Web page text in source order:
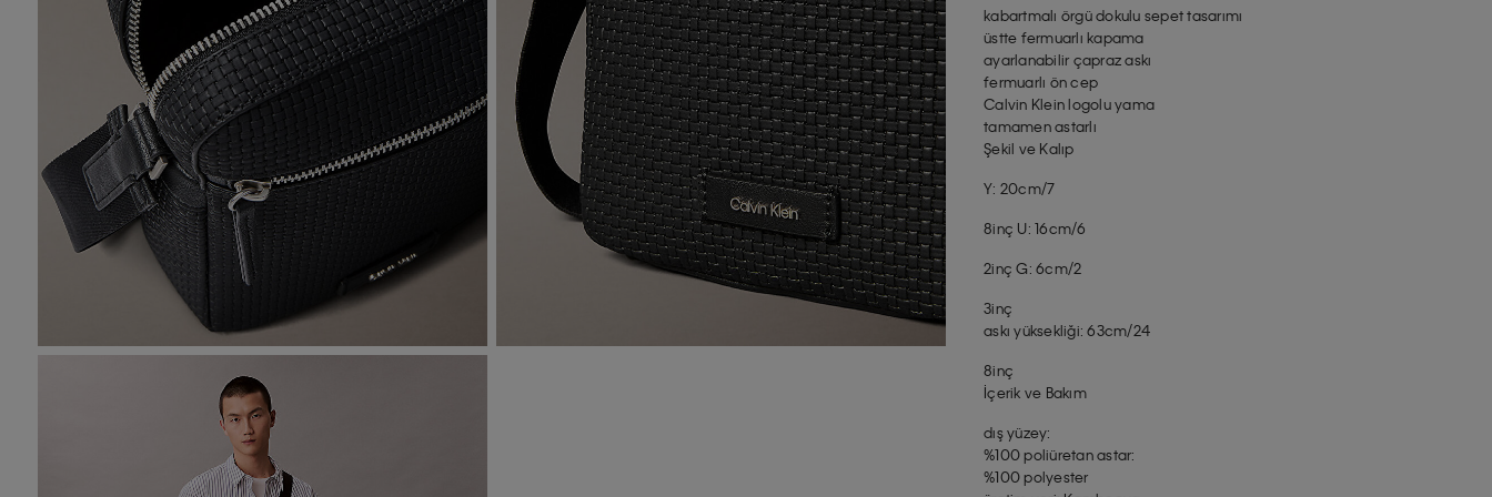
kabartmalı örgü dokulu sepet tasarımı
üstte fermuarlı kapama
ayarlanabilir çapraz askı
fermuarlı ön cep
Calvin Klein logolu yama
tamamen astarlı
Şekil ve Kalıp
Y: 20cm/7
8inç U: 16cm/6
2inç G: 6cm/2
3inç
askı yüksekliği: 63cm/24
8inç
İçerik ve Bakım
dış yüzey:
%100 poliüretan astar:
%100 polyester